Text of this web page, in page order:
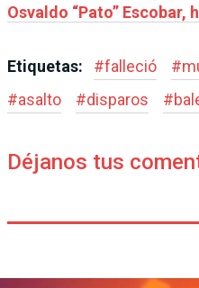
Osvaldo “Pato”
Etiquetas: #falleció #
#asalto #disparos #
Déjanos tus